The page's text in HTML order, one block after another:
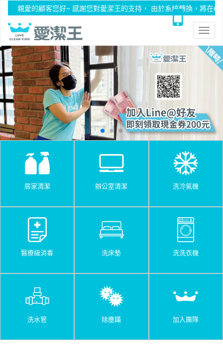
的顧客您好~ 感謝您對愛潔王的支持， 由於系統轉換，將在6/29暫停
居家清潔 辦公室清潔 洗冷氣機
醫療級消毒 洗床墊 洗洗衣機
洗水管 除塵蹣 加入團隊